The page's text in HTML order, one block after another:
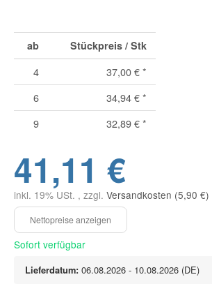
ab Stückpreis / Stk
4 37,00 €*
6
34,94 €*
9
32,89 €*
41,11 €
inkl. 19% USt. , zzgl. Versandkosten (5,90 €)
Sofort verfügbar
Lieferdatum: 06.08.2026 - 10.08.2026 (DE)